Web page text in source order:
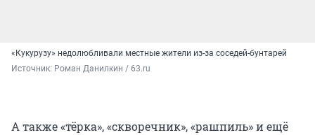
«Кукурузу» недолюбливали местные жители из-за соседей-бунтарей
Источник: Роман Данилкин / 63.ru
А также «тёрка», «скворечник», «рашпиль» и ещё